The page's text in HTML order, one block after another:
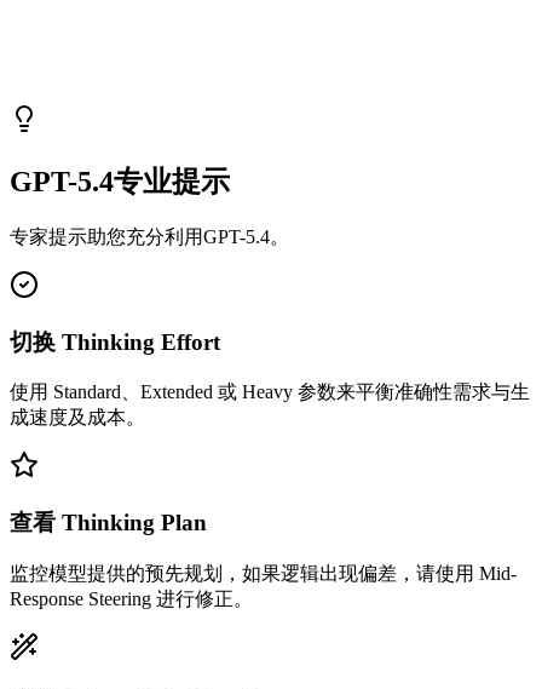
GPT-5.4专业提示
专家提示助您充分利用GPT-5.4。
切换 Thinking Effort
使用 Standard、Extended 或 Heavy 参数来平衡准确性需求与生
成速度及成本。
查看 Thinking Plan
监控模型提供的预先规划，如果逻辑出现偏差，请使用 Mid-
Response Steering 进行修正。